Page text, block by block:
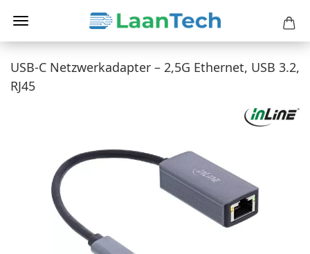
USB-C Netzwerkadapter – 2,5G Ethernet, USB 3.2,
RJ45